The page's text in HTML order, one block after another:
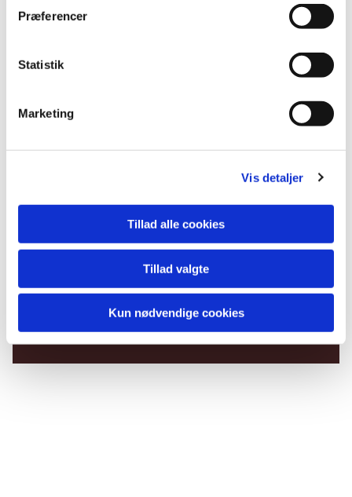
Præferencer
Statistik
Marketing
Vis detaljer
Tillad alle cookies
Tillad valgte
Kun nødvendige cookies
Du vil måske også kunne
lide...